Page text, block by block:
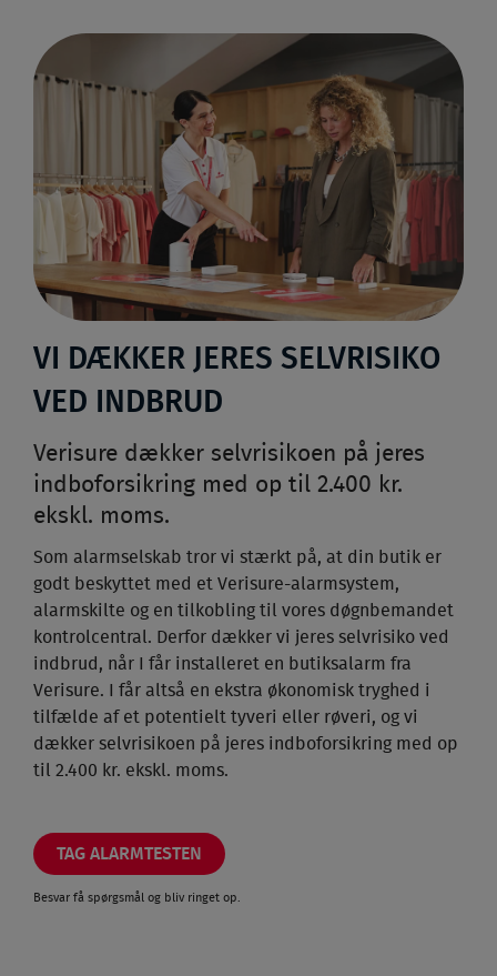
VI DÆKKER JERES SELVRISIKO
VED INDBRUD
Verisure dækker selvrisikoen på jeres
indboforsikring med op til 2.400 kr.
ekskl. moms.
Som alarmselskab tror vi stærkt på, at din butik er
godt beskyttet med et Verisure-alarmsystem,
alarmskilte og en tilkobling til vores døgnbemandet
kontrolcentral. Derfor dækker vi jeres selvrisiko ved
indbrud, når I får installeret en butiksalarm fra
Verisure. I får altså en ekstra økonomisk tryghed i
tilfælde af et potentielt tyveri eller røveri, og vi
dækker selvrisikoen på jeres indboforsikring med op
til 2.400 kr. ekskl. moms.
TAG ALARMTESTEN
Besvar få spørgsmål og bliv ringet op.